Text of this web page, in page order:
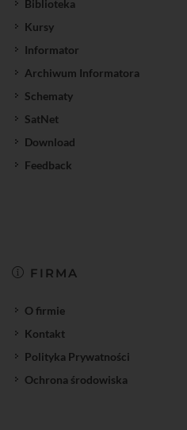
Biblioteka
Kursy
Informator
Archiwum Informatora
Schematy
SatNet
Download
Feedback
FIRMA
O firmie
Kontakt
Polityka Prywatności
Ochrona środowiska